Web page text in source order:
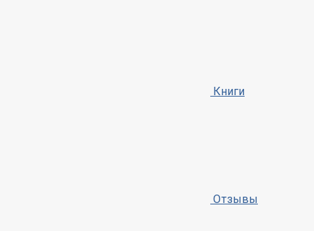
Книги
Отзывы